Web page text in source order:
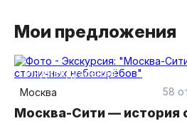
Мои предложения
индивидуальная
Москва
58
Москва-Сити — история